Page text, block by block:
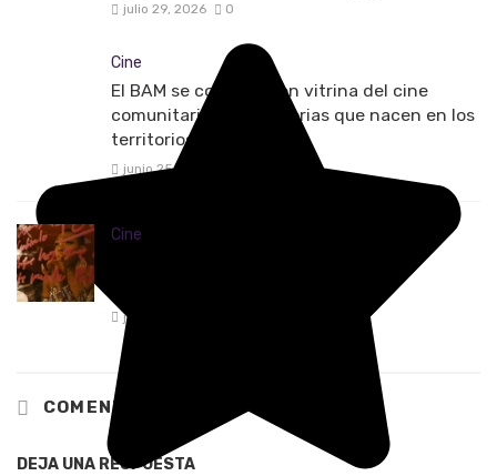
julio 29, 2026 0
Cine
El BAM se convierte en vitrina del cine
comunitario y las historias que nacen en los
territorios
junio 25, 2026
Cine
junio 12, 2026
COMENTARIOS
DEJA UNA RESPUESTA